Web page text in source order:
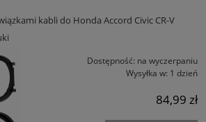
kabli do Honda Accord Civic CR-V
Dostępność: na wyczerpaniu
Wysyłka w: 1 dzień
84,99 zł